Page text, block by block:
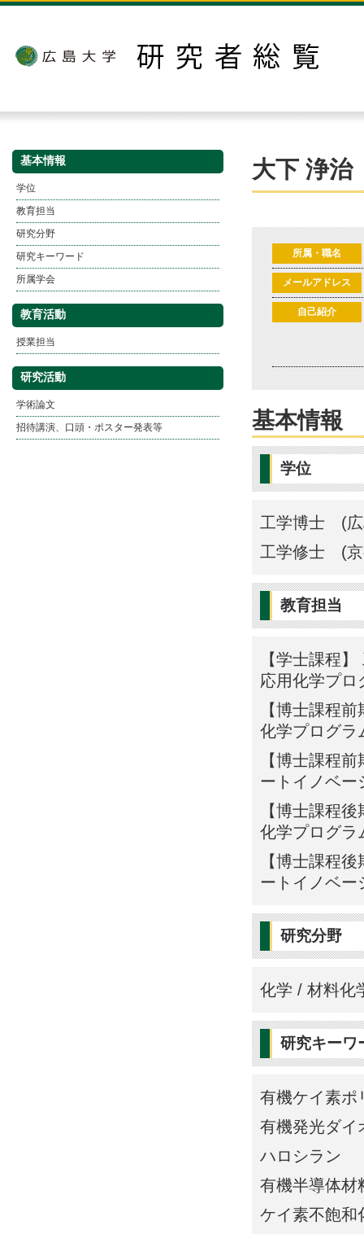
基本情報
学位
教育担当
研究分野
研究キーワード
所属学会
教育活動
授業担当
研究活動
学術論文
招待講演、口頭・ポスター発表等
大下 浄治
所属・職名
メールアドレス
自己紹介
基本情報
学位
工学博士 (広
工学修士 (京
教育担当
【学士課程
応用化学プロ
【博士課程
化学プログラ
【博士課程
ートイノベー
【博士課程
化学プログラ
【博士課程
ートイノベー
研究分野
化学 / 材料化
研究キーワ
有機ケイ素ポ
有機発光ダイ
ハロシラン
有機半導体材
ケイ素不飽和